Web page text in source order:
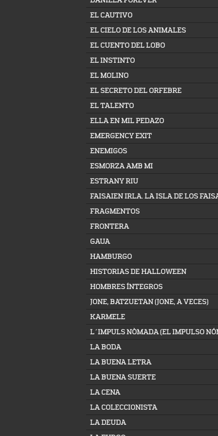
EL CAUTIVO
EL CIELO DE LOS ANIMALES
EL CUENTO DEL LOBO
EL INSTINTO
EL MOLINO
EL SECRETO DEL ORFEBRE
EL TALENTO
ELLA EN MIL PEDAZO
EMERGENCY EXIT
ENEMIGOS
ESMORZA AMB MI
ESTRANY RIU
FAISAIEN IRLA. LA ISLA DE LOS
FRAGMENTOS
FRONTERA
GAUA
HAMBURGO
HISTORIAS DE HALLOWEEN
HOMBRES ÍNTEGROS
JONE, BATZUETAN (JONE, A VECES)
KARMELE
L´IMPULS NÒMADA (EL IMPULSO
LA BODA
LA BUENA LETRA
LA BUENA SUERTE
LA CENA
LA COLECCIONISTA
LA DEUDA